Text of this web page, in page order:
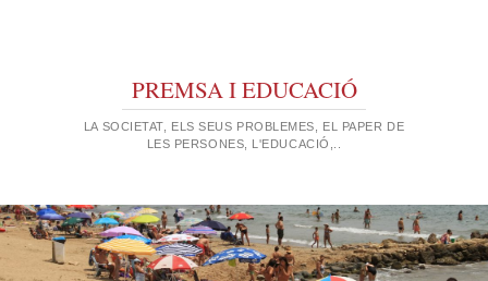
PREMSA I EDUCACIÓ
LA SOCIETAT, ELS SEUS PROBLEMES, EL PAPER DE
LES PERSONES, L'EDUCACIÓ,..